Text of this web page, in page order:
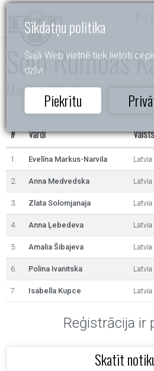
Sīkdatņu politika
Šajā Web vietnē tiek lietoti
dzīvi.
Piekrītu
Solo Rumbas
Mārtiņrožu Laiks
# Vārdi Valsts
1. Evelīna Markus-Narvila Latvia
2. Anna Medvedska Latvia
3. Zlata Solomjanaja Latvia
4. Anna Ļebedeva Latvia
5. Amalia Šibajeva Latvia
6. Polina Ivanitska Latvia
7. Isabella Kupce Latvia
Reģistrācija ir
Skatīt